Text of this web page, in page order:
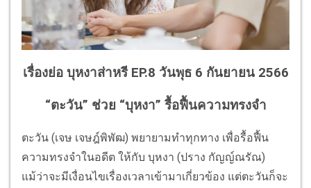
เรื่องย่อ บุหงาส่าหรี EP.8 วันพุธ 6 กันยายน 2566
“ตะวัน” ช่วย “บุหงา” รื้อฟื้นความทรงจำ
ตะวัน (เจษ เจษฎ์พิพัฒ) พยายามทำทุกทาง เพื่อรื้อฟื้น
ความทรงจำในอดีต ให้กับ บุหงา (ปราง กัญญ์ณรัณ)
แม้ว่าจะมีเงื่อนไขเรื่องเวลาเข้ามาเกี่ยวข้อง แต่ตะวันก็จะ